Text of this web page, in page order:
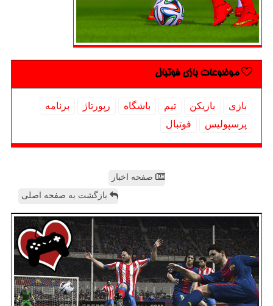
موضوعات بازی فوتبال
بازی بازیكن تیم باشگاه رپورتاژ
برنامه
پرسپولیس
فوتبال
صفحه اخبار
بازگشت به صفحه اصلی